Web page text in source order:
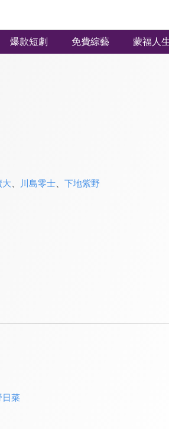
爆款短劇 免費綜藝 蒙福人
大 川島零士、 下地紫野
日菜